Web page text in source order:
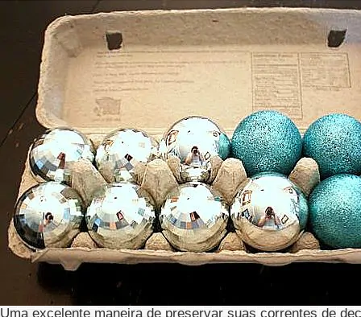
Uma excelente maneira de preservar suas correntes de